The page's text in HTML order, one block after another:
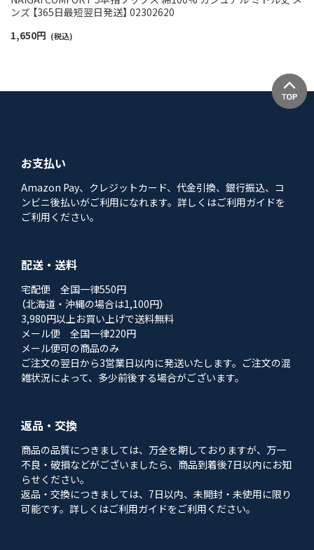
ンズ 【365日最短翌日発送】 02302620
1,650円 (税込)
お支払い
Amazon Pay、クレジットカード、代金引換、銀行振込、コ
ンビニ後払いがご利用になれます。詳しくはご利用ガイドを
ご利用ください。
配送・送料
宅配便 全国一律550円
（北海道・沖縄の場合は1,100円）
3,980円以上お買い上げで送料無料
メール便 全国一律220円
メール便可の商品のみ
ご注文の翌日から3営業日以内に発送いたします。ご注文の混
雑状況によって、多少前後する場合がございます。
返品・交換
商品の品質につきましては、万全を期しておりますが、万一
不良・破損などがございましたら、商品到着後7日以内にお知
らせください。
返品・交換につきましては、7日以内、未開封・未使用に限り
可能です。詳しくはご利用ガイドをご利用ください。